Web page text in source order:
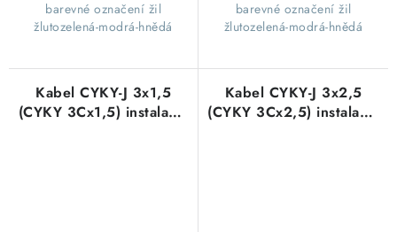
barevné označení žil
žlutozelená-modrá-hnědá
barevné označení žil
žlutozelená-modrá-hnědá
Kabel CYKY-J 3x1,5
(CYKY 3Cx1,5) instalační
Kabel CYKY-J 3x2,5
(CYKY 3Cx2,5) instalační